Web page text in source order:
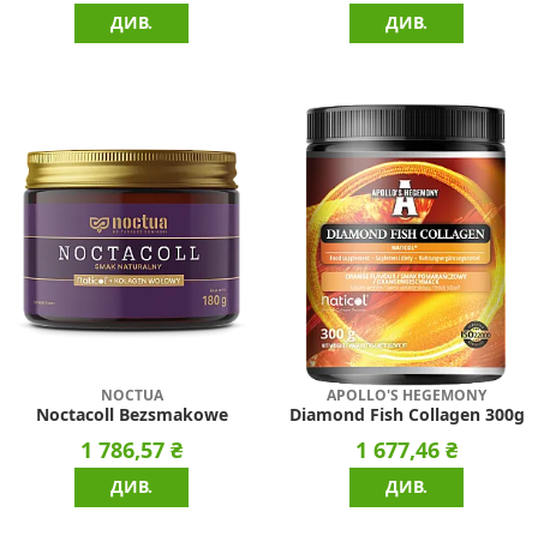
ДИВ. ДИВ.
NOCTUA
Noctacoll Bezsmakowe
1 786,57 ₴
ДИВ.
APOLLO'S HEGEMONY
Diamond Fish Collagen 300g
1 677,46 ₴
ДИВ.